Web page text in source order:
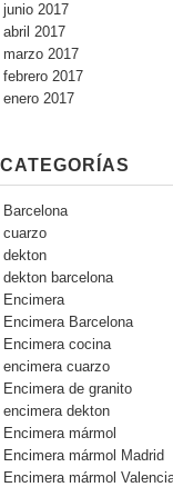
junio 2017
abril 2017
marzo 2017
febrero 2017
enero 2017
CATEGORÍAS
Barcelona
cuarzo
dekton
dekton barcelona
Encimera
Encimera Barcelona
Encimera cocina
encimera cuarzo
Encimera de granito
encimera dekton
Encimera mármol
Encimera mármol Madrid
Encimera mármol